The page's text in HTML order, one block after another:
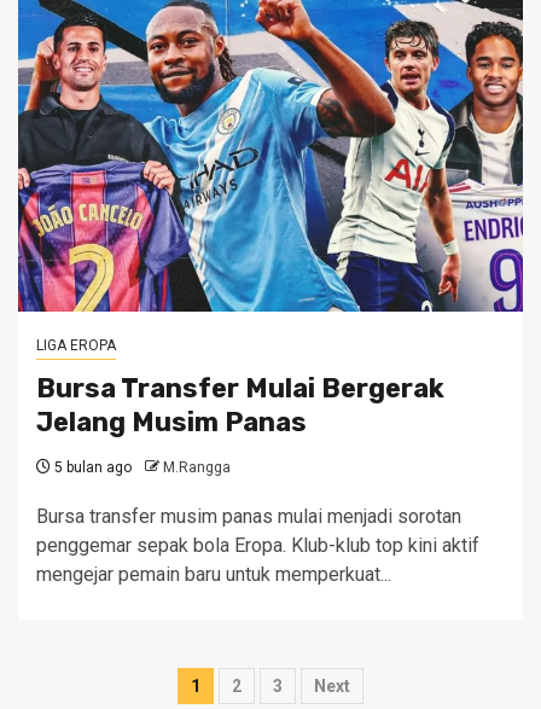
LIGA EROPA
Bursa Transfer Mulai Bergerak
Jelang Musim Panas
5 bulan ago M.Rangga
Bursa transfer musim panas mulai menjadi sorotan
penggemar sepak bola Eropa. Klub-klub top kini aktif
mengejar pemain baru untuk memperkuat...
Paginasi
1 2 3 Next